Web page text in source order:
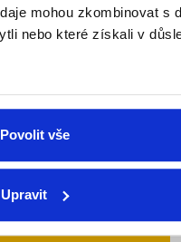
mohou zkombinovat s
nebo které získali v
Povolit vše
Upravit
Tomio Okamura na
sdílel
video, ve kterém
řekl, že se Ukrajinci
než Češi. Rakušan